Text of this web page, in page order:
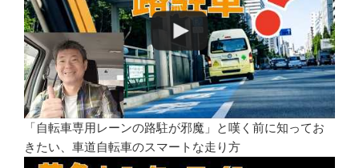
「自転車専用レーンの路駐が邪魔」と嘆く前に知ってお
きたい、車道自転車のスマートな走り方